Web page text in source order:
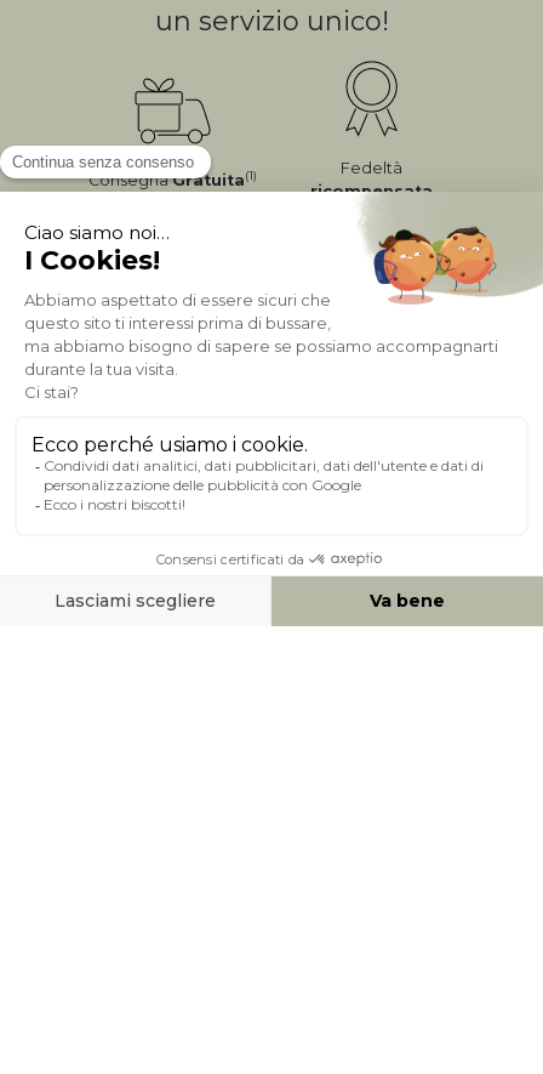
un servizio unico!
ConsegnaGratuita(1)
Fedeltà
ricompensata
Pagamento sicuro
A PROPOSITO DI MILIBOO
AIUTO & CONTATTO